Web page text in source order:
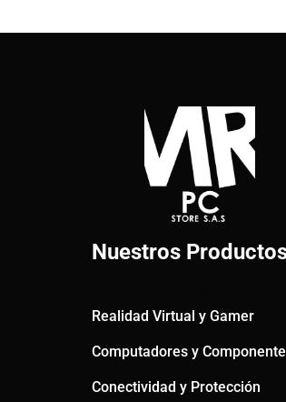
Nuestros
Realidad Virtual y Gamer
Computadores y
Conectividad y Protección